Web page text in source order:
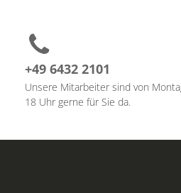
+49 6432 2101
Unsere Mitarbeiter sind von
18 Uhr gerne für Sie da.